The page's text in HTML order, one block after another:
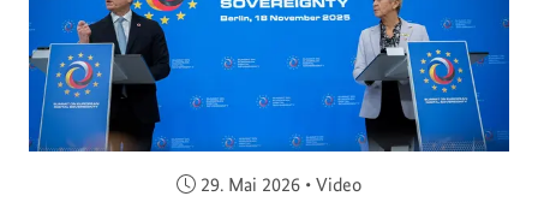
Veröffentlicht am:
29. Mai 2026 • Video